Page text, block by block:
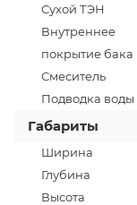
Сухой ТЭН
Внутреннее
покрытие бака
Смеситель
Подводка воды
Габариты
Ширина
Глубина
Высота